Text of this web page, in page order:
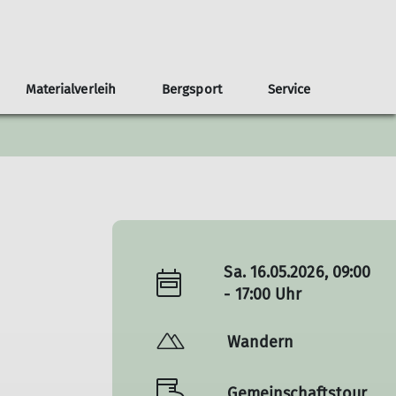
Veranstaltungen
Singkreis Ski & Schneeschuhe
Vereinsheim
Materialverleih Bergsport
Klimawandel in den Alpen
Service
moobly
Sa. 16.05.2026, 09:00
- 17:00 Uhr
Wandern